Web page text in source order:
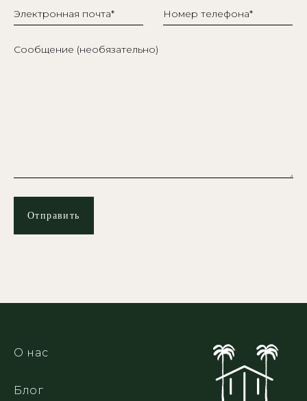
О нас
Блог